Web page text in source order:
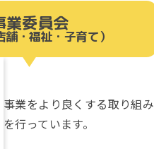
業委員会
舗・福祉・子育て）
事業をより良くする取り組み
を行っています。